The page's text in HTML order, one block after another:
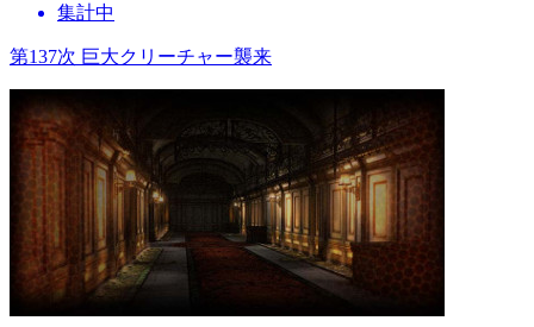
集計中
第137次 巨大クリーチャー襲来